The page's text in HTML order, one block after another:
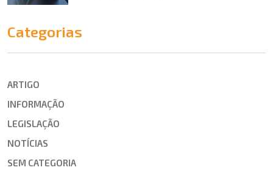
Categorias
ARTIGO
INFORMAÇÃO
LEGISLAÇÃO
NOTÍCIAS
SEM CATEGORIA